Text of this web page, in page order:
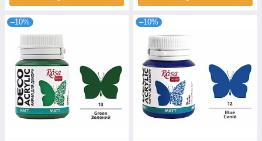
–10% –10%